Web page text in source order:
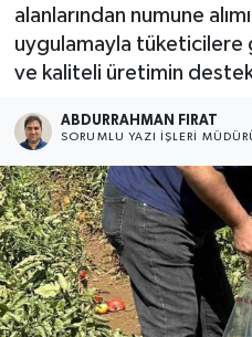
alanlarından numune
uygulamayla tüketicilere
ve kaliteli üretimin
ABDURRAHMAN FIRAT
SORUMLU YAZI İŞLERI